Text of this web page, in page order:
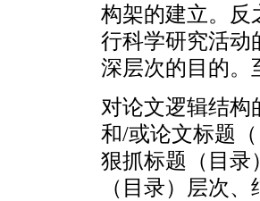
构架的建立。反
行科学研究活动
深层次的目的。
对论文逻辑结构
和/或论文标题
狠抓标题（目录
（目录）层次